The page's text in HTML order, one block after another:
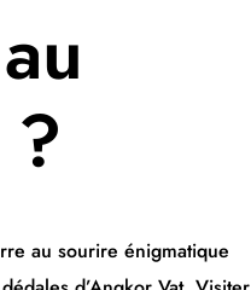
au sourire énigmatique